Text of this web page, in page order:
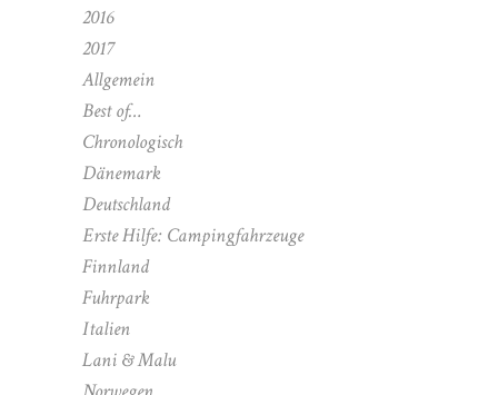
2016
2017
Allgemein
Best of…
Chronologisch
Dänemark
Deutschland
Erste Hilfe: Campingfahrzeuge
Finnland
Fuhrpark
Italien
Lani & Malu